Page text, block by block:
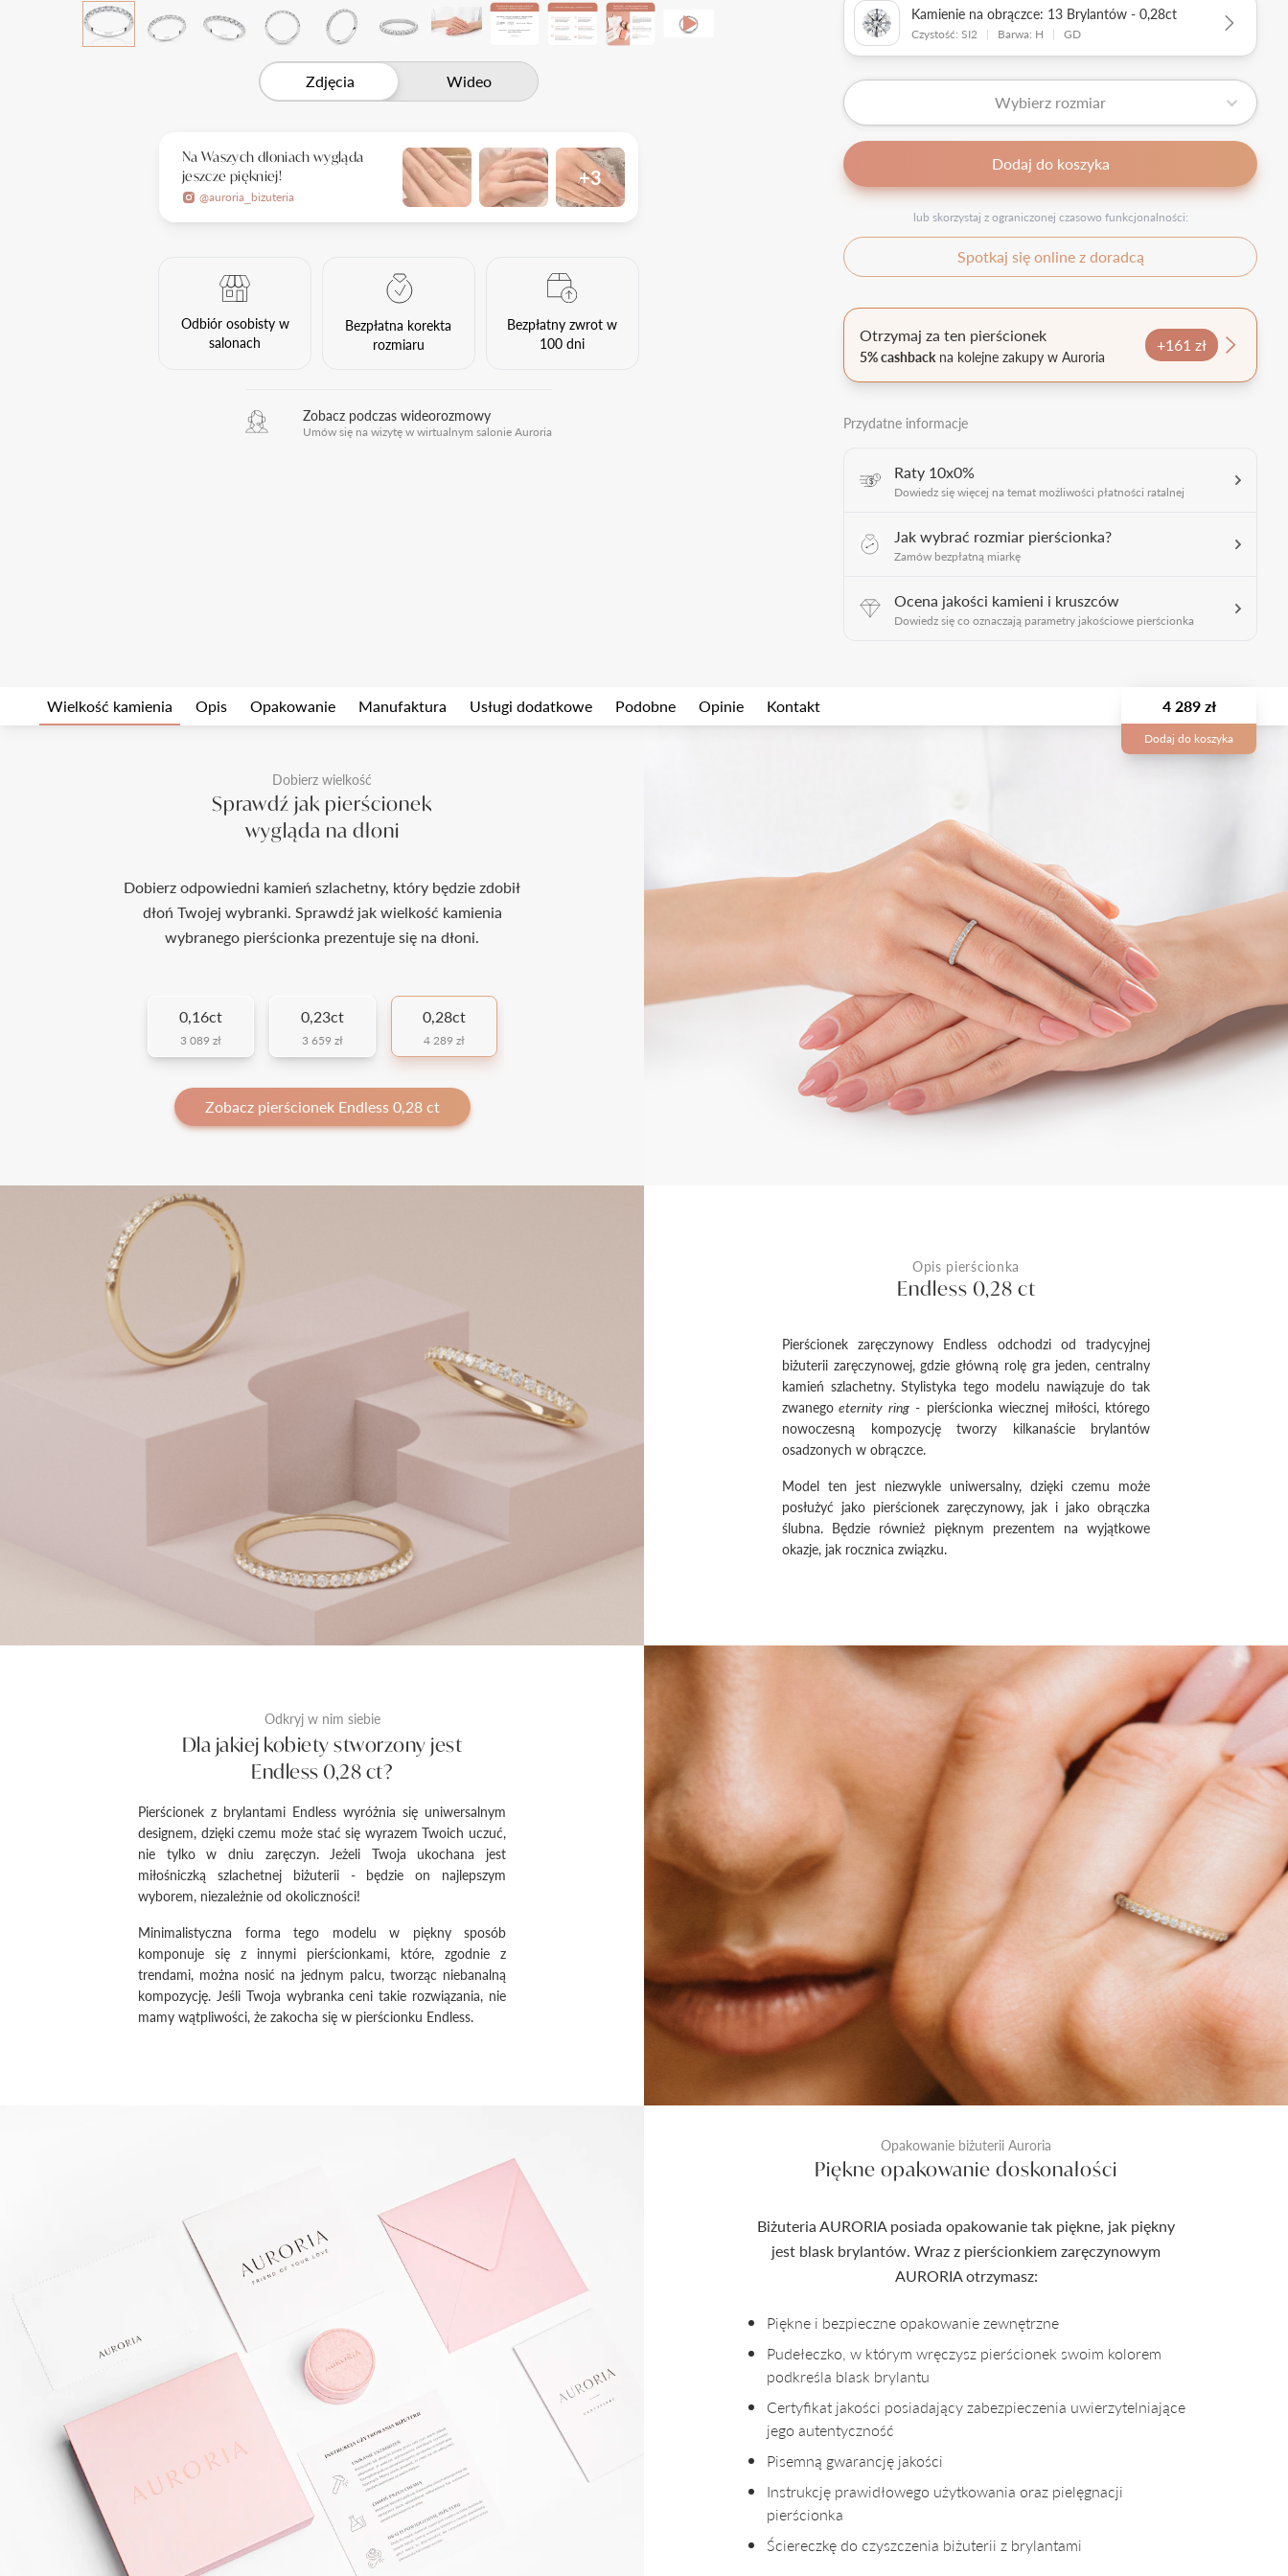
Zdjęcia Wideo
Na Waszych dłoniach wygląda
jeszcze piękniej!
@auroria_bizuteria
+3
Odbiór osobisty w
salonach
Bezpłatna korekta
rozmiaru
Bezpłatny zwrot w
100 dni
Zobacz podczas wideorozmowy
Umów się na wizytę w wirtualnym salonie Auroria
Kamienie na obrączce: 13 Brylantów - 0,28ct
Czystość: SI2 | Barwa: H | GD
Wybierz rozmiar
Dodaj do koszyka
lub skorzystaj z ograniczonej czasowo funkcjonalności:
Spotkaj się online z doradcą
Otrzymaj za ten pierścionek
5% cashback na kolejne zakupy w Auroria
+161 zł
Przydatne informacje
Raty 10x0%
Dowiedz się więcej na temat możliwości płatności ratalnej
Jak wybrać rozmiar pierścionka?
Zamów bezpłatną miarkę
Ocena jakości kamieni i kruszców
Dowiedz się co oznaczają parametry jakościowe pierścionka
Wielkość kamienia Opis Opakowanie Manufaktura Usługi dodatkowe Podobne Opinie Kontakt 4 289 zł
Dodaj do koszyka
Dobierz wielkość
Sprawdź jak pierścionek
wygląda na dłoni
Dobierz odpowiedni kamień szlachetny, który będzie zdobił
dłoń Twojej wybranki. Sprawdź jak wielkość kamienia
wybranego pierścionka prezentuje się na dłoni.
0,16ct
3 089 zł
0,23ct
3 659 zł
0,28ct
4 289 zł
Zobacz pierścionek Endless 0,28 ct
Opis pierścionka
Endless 0,28 ct
Pierścionek zaręczynowy Endless odchodzi od tradycyjnej
biżuterii zaręczynowej, gdzie główną rolę gra jeden, centralny
kamień szlachetny. Stylistyka tego modelu nawiązuje do tak
zwanego eternity ring- pierścionka wiecznej miłości, którego
nowoczesną kompozycję tworzy kilkanaście brylantów
osadzonych w obrączce.
Model ten jest niezwykle uniwersalny, dzięki czemu może
posłużyć jako pierścionek zaręczynowy, jak i jako obrączka
ślubna. Będzie również pięknym prezentem na wyjątkowe
okazje, jak rocznica związku.
Odkryj w nim siebie
Dla jakiej kobiety stworzony jest
Endless 0,28 ct?
Pierścionek z brylantami Endless wyróżnia się uniwersalnym
designem, dzięki czemu może stać się wyrazem Twoich uczuć,
nie tylko w dniu zaręczyn. Jeżeli Twoja ukochana jest
miłośniczką szlachetnej biżuterii - będzie on najlepszym
wyborem, niezależnie od okoliczności!
Minimalistyczna forma tego modelu w piękny sposób
komponuje się z innymi pierścionkami, które, zgodnie z
trendami, można nosić na jednym palcu, tworząc niebanalną
kompozycję. Jeśli Twoja wybranka ceni takie rozwiązania, nie
mamy wątpliwości, że zakocha się w pierścionku Endless.
Opakowanie biżuterii Auroria
Piękne opakowanie doskonałości
Biżuteria AURORIA posiada opakowanie tak piękne, jak piękny
jest blask brylantów. Wraz z pierścionkiem zaręczynowym
AURORIA otrzymasz:
Piękne i bezpieczne opakowanie zewnętrzne
Pudełeczko, w którym wręczysz pierścionek swoim kolorem
podkreśla blask brylantu
Certyfikat jakości posiadający zabezpieczenia uwierzytelniające
jego autentyczność
Pisemną gwarancję jakości
Instrukcję prawidłowego użytkowania oraz pielęgnacji
pierścionka
Ściereczkę do czyszczenia biżuterii z brylantami